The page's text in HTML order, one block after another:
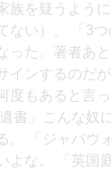
族を疑うよう
ない）。 「3
った。著者あ
インするのだ
度もあると言
書」こんな奴
。 「ジャバウ
よな。 「英国